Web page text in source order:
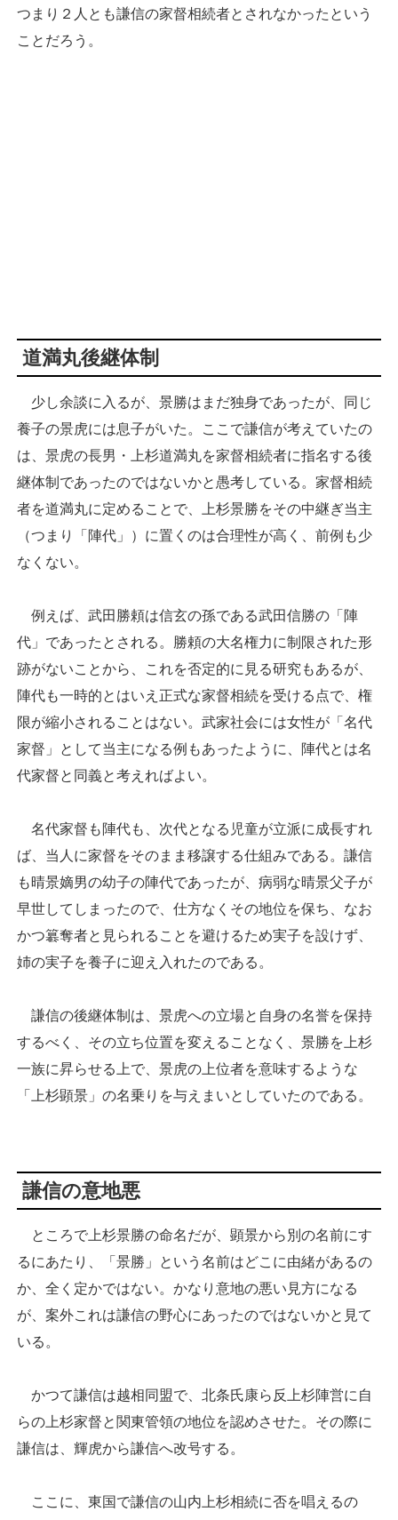
つまり２人とも謙信の家督相続者とされなかったという
ことだろう。
道満丸後継体制
少し余談に入るが、景勝はまだ独身であったが、同じ
養子の景虎には息子がいた。ここで謙信が考えていたの
は、景虎の長男・上杉道満丸を家督相続者に指名する後
継体制であったのではないかと愚考している。家督相続
者を道満丸に定めることで、上杉景勝をその中継ぎ当主
（つまり「陣代」）に置くのは合理性が高く、前例も少
なくない。
例えば、武田勝頼は信玄の孫である武田信勝の「陣
代」であったとされる。勝頼の大名権力に制限された形
跡がないことから、これを否定的に見る研究もあるが、
陣代も一時的とはいえ正式な家督相続を受ける点で、権
限が縮小されることはない。武家社会には女性が「名代
家督」として当主になる例もあったように、陣代とは名
代家督と同義と考えればよい。
名代家督も陣代も、次代となる児童が立派に成長すれ
ば、当人に家督をそのまま移譲する仕組みである。謙信
も晴景嫡男の幼子の陣代であったが、病弱な晴景父子が
早世してしまったので、仕方なくその地位を保ち、なお
かつ簒奪者と見られることを避けるため実子を設けず、
姉の実子を養子に迎え入れたのである。
謙信の後継体制は、景虎への立場と自身の名誉を保持
するべく、その立ち位置を変えることなく、景勝を上杉
一族に昇らせる上で、景虎の上位者を意味するような
「上杉顕景」の名乗りを与えまいとしていたのである。
謙信の意地悪
ところで上杉景勝の命名だが、顕景から別の名前にす
るにあたり、「景勝」という名前はどこに由緒があるの
か、全く定かではない。かなり意地の悪い見方になる
が、案外これは謙信の野心にあったのではないかと見て
いる。
かつて謙信は越相同盟で、北条氏康ら反上杉陣営に自
らの上杉家督と関東管領の地位を認めさせた。その際に
謙信は、輝虎から謙信へ改号する。
ここに、東国で謙信の山内上杉相続に否を唱えるの